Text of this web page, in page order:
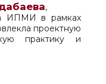
,
ИПМИ в рамках
проектную
практику и